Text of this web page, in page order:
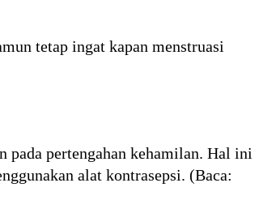
tetap ingat kapan menstruasi
pertengahan kehamilan. Hal ini
alat kontrasepsi. (Baca: